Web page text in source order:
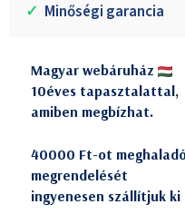
✓ Minőségi garancia
Magyar webáruház
10éves tapasztalattal,
amiben megbízhat.
40000 Ft-ot
megrendelését
ingyenesen szállítjuk ki